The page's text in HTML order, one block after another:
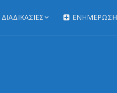
ΔΙΑΔΙΚΑΣΊΕΣ ΕΝΗΜΕΡΩΣΗ